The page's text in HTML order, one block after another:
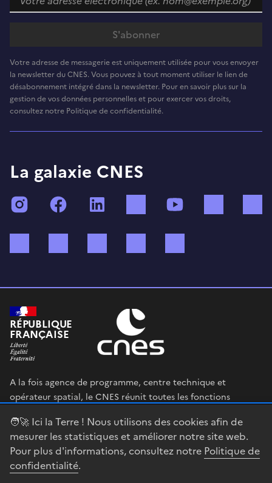
🧑‍🚀 Ici la Terre ! Nous utilisons des cookies afin de
mesurer les statistiques et améliorer notre site web.
Pour plus d'informations, consultez notre Politique de
confidentialité.
Votre adresse de messagerie est uniquement utilisée pour vous envoyer
la newsletter du CNES. Vous pouvez à tout moment utiliser le lien de
désabonnement intégré dans la newsletter. Pour en savoir plus sur la
gestion de vos données personnelles et pour exercer vos droits,
consultez notre Politique de confidentialité.
La galaxie CNES
InstagramFacebook TikTok
RÉPUBLIQUE
FRANÇAISE
A la fois agence de programme, centre technique et
opérateur spatial, le CNES réunit toutes les fonctions
en œuvre sa stratégie spatiale.
legifrance.gouv.fr
gouvernement.fr